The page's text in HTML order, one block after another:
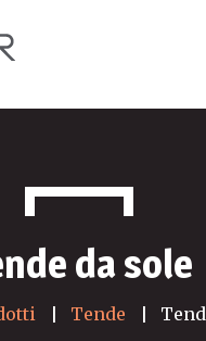
da sole
Tende